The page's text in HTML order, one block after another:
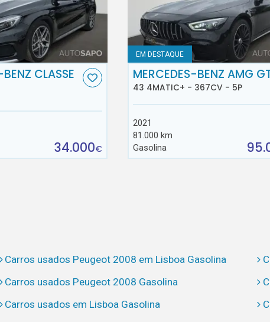
CLASSE
34.000€
EM DESTAQUE
MERCEDES-BENZ AMG
43 4MATIC+ - 367CV - 5P
2021
81.000 km
Gasolina
Carros usados Peugeot 2008 em Lisboa Gasolina
Carros usados Peugeot 2008 Gasolina
Carros usados em Lisboa Gasolina